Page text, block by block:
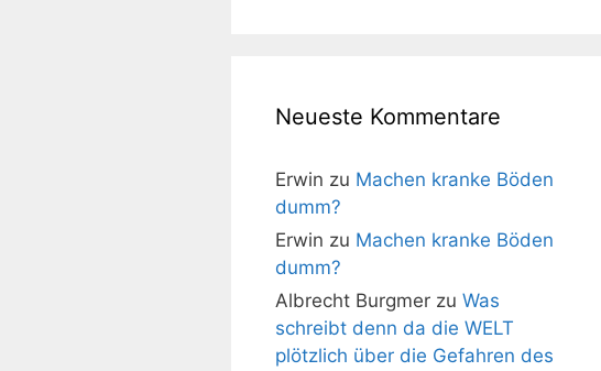
Neueste Kommentare
Erwin zu Machen kranke Böden
dumm?
Erwin zu Machen kranke Böden
dumm?
Albrecht Burgmer zu Was
schreibt denn da die WELT
plötzlich über die Gefahren des